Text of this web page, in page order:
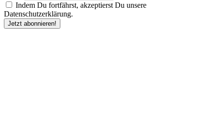
Indem Du fortfährst, akzeptierst Du unsere
Datenschutzerklärung.